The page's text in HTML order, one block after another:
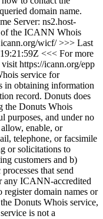
domain name.
Server: ns2.host-
the ICANN Whois
wicf/ >>> Last
<<< For more
https://icann.org/epp
service for
in obtaining information
record. Donuts does
the Donuts Whois
purposes, and under no
enable, or
telephone, or facsimile
or solicitations to
customers and b)
that send
any ICANN-accredited
register domain names or
Donuts Whois service,
is not a